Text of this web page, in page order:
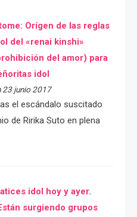
Orígen de las reglas
del «renai kinshi»
del amor) para
idol
23 junio 2017
el escándalo suscitado
de Ririka Suto en plena
idol hoy y ayer.
surgiendo grupos